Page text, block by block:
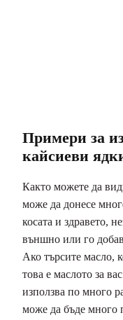
Примери за
кайсиеви
Както можете да
може да донесе
косата и здравето,
външно или го
Ако търсите масло,
това е маслото за
използва по много
може да бъде много